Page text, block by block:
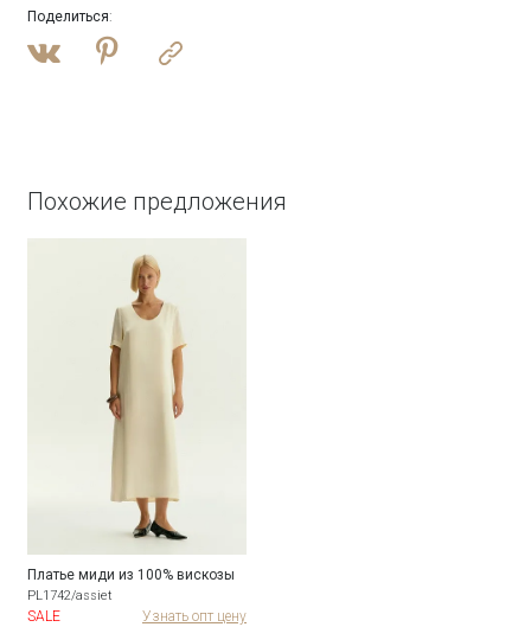
Поделиться:
Похожие предложения
Платье миди из 100% вискозы
PL1742/assiet
SALE Узнать опт цену